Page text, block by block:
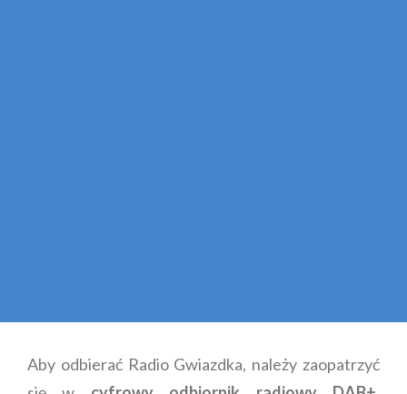
Aby odbierać Radio Gwiazdka, należy zaopatrzyć